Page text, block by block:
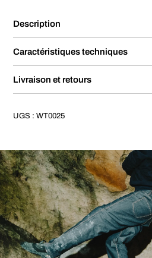
Description
Caractéristiques techniques
Livraison et retours
UGS :WT0025